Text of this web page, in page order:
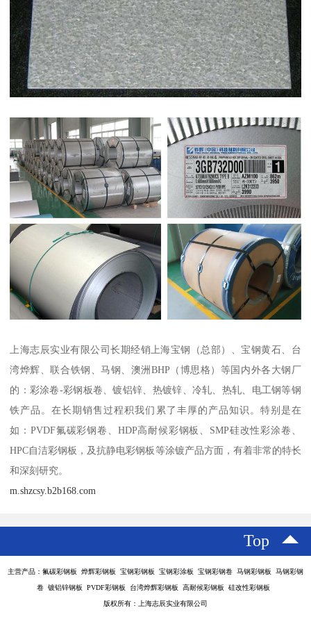
上海志辰实业有限公司长期经销上海宝钢（总部）、宝钢黄石、台
湾烨辉、联合铁钢、马钢、澳洲BHP（博思格）等国内外各大钢厂
的：彩涂卷-彩钢板卷、镀铝锌、热镀锌、冷轧、热轧、电工钢等钢
铁产品。在长期销售过程积我们累了丰厚的产品知识。特别是在
如：PVDF氟碳彩钢卷、HDP高耐候彩钢板、SMP硅改性彩涂卷、
HPC自洁彩钢板，及抗静电彩钢板等涂镀产品方面，有着非常的特长
和深刻研究。
m.shzcsy.b2b168.com
Top
主营产品：氟碳彩钢板 烨辉彩钢板 宝钢彩钢板 宝钢彩涂板 宝钢彩钢卷 马钢彩钢板 马钢彩钢
卷 镀铝锌钢板 PVDF彩钢板 台湾烨辉彩钢板 高耐候彩钢板 硅改性彩钢板
版权所有：上海志辰实业有限公司